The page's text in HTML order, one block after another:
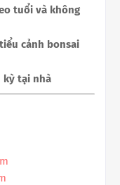
tuổi và không
cảnh bonsai
kỳ tại nhà